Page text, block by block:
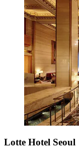
Lotte Hotel Seoul